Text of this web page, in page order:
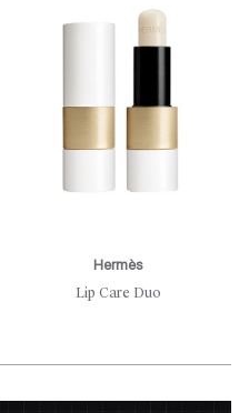
Hermès
Lip Care Duo